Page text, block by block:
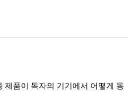
제품이 독자의 기기에서 어떻게 동